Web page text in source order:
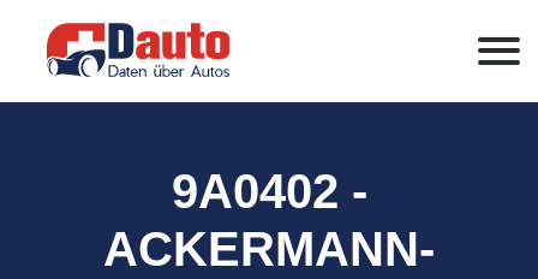
9A0402 -
ACKERMANN-